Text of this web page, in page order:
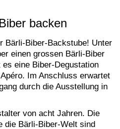
backen
Bärli-Biber-Backstube! Unter
einen grossen Bärli-Biber
eine Biber-Degustation
Im Anschluss erwartet
durch die Ausstellung in
von acht Jahren. Die
die Bärli-Biber-Welt sind